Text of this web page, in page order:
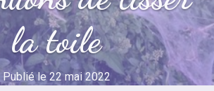
la toile
Publié le22 mai 2022